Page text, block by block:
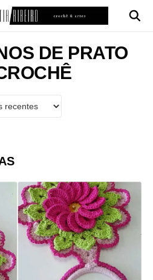
DE PRATO